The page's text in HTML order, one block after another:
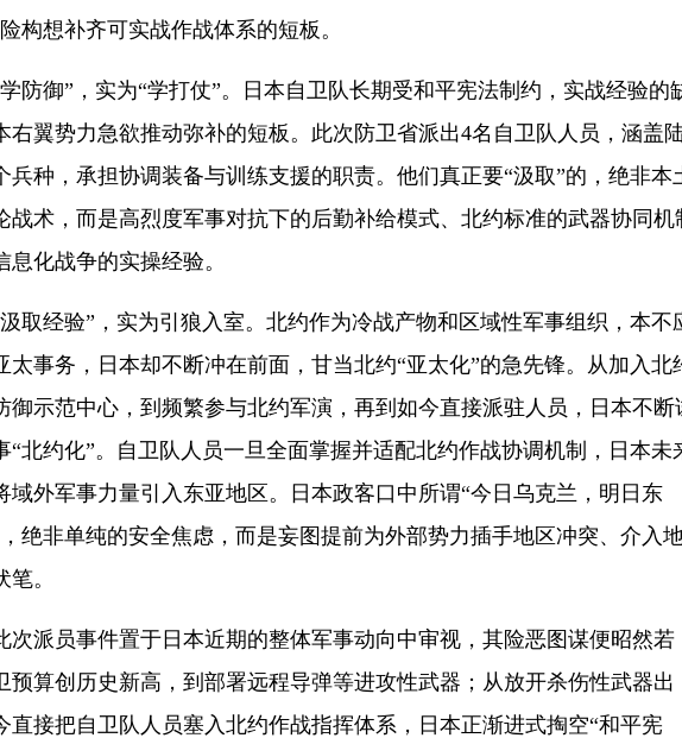
构想补齐可实战作战体系的短板。
御”，实为“学打仗”。日本自卫队长期受和平宪法制约，实战经验的
右翼势力急欲推动弥补的短板。此次防卫省派出4名自卫队人员，涵盖陆
兵种，承担协调装备与训练支援的职责。他们真正要“汲取”的，绝非本
战术，而是高烈度军事对抗下的后勤补给模式、北约标准的武器协同机
息化战争的实操经验。
经验”，实为引狼入室。北约作为冷战产物和区域性军事组织，本不
太事务，日本却不断冲在前面，甘当北约“亚太化”的急先锋。从加入北
御示范中心，到频繁参与北约军演，再到如今直接派驻人员，日本不断
“北约化”。自卫队人员一旦全面掌握并适配北约作战协调机制，日本未
域外军事力量引入东亚地区。日本政客口中所谓“今日乌克兰，明日东
绝非单纯的安全焦虑，而是妄图提前为外部势力插手地区冲突、介入
。
派员事件置于日本近期的整体军事动向中审视，其险恶图谋便昭然若
预算创历史新高，到部署远程导弹等进攻性武器；从放开杀伤性武器出
直接把自卫队人员塞入北约作战指挥体系，日本正渐进式掏空“和平宪